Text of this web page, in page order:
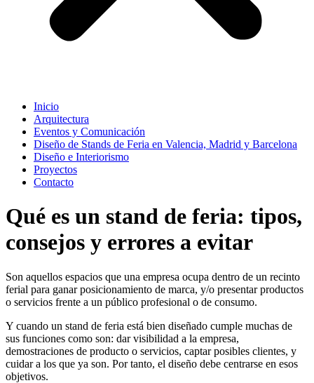
Inicio
Arquitectura
Eventos y Comunicación
Diseño de Stands de Feria en Valencia, Madrid y Barcelona
Diseño e Interiorismo
Proyectos
Contacto
Qué es un stand de feria: tipos,
consejos y errores a evitar
Son aquellos espacios que una empresa ocupa dentro de un recinto
ferial para ganar posicionamiento de marca, y/o presentar productos
o servicios frente a un público profesional o de consumo.
Y cuando un stand de feria está bien diseñado cumple muchas de
sus funciones como son: dar visibilidad a la empresa,
demostraciones de producto o servicios, captar posibles clientes, y
cuidar a los que ya son. Por tanto, el diseño debe centrarse en esos
objetivos.